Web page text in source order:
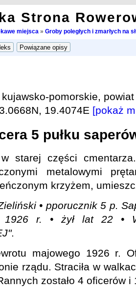
Strona
miejsca » Groby poległych i zmarłych na
pomorskie,
19.4074E [pokaż
5 pułku
starej części
metalowymi
krzyżem,
• pporucznik 5 p.
r. • żył lat 22 •
.
majowego 1926 r.
rządu. Straciła w
zostało 4 oficerów i